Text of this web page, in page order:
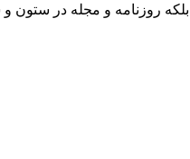
روزنامه و مجله در